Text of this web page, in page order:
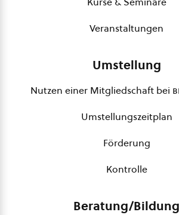
Veranstaltungen
Umstellung
Nutzen einer Mitgliedschaft bei
Umstellungszeitplan
Förderung
Kontrolle
Beratung/Bildung